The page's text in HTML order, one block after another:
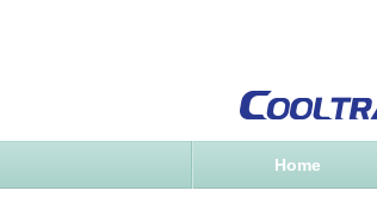
Home